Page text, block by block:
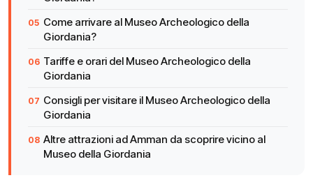
Come arrivare al Museo Archeologico della
Giordania?
Tariffe e orari del Museo Archeologico della
Giordania
Consigli per visitare il Museo Archeologico della
Giordania
Altre attrazioni ad Amman da scoprire vicino al
Museo della Giordania